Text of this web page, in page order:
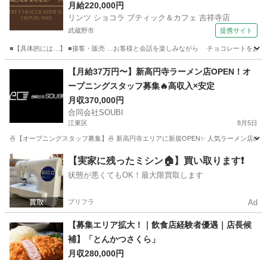
0h未満)】
月給220,000円
リンツ ショコラ ブティック＆カフェ 吉祥寺店
武蔵野市 提携サイト
■【具体的には…】 ■接客・販売 …お客様と会話を楽しみながら チョコレートをおす
飲食
【月給37万円〜】新高円寺ラーメン店OPEN！オ
ープニングスタッフ募集🔥高収入×安定
月収370,000円
合同会社SOUBI
江東区 8月5日
🍜【オープニングスタッフ募集】🍜 新高円寺エリアに新規OPEN✨ 人気ラーメン
江東区 飲食
【実家に残ったミシン🏠】買い取ります❗️
状態が悪くてもOK！最大限買取します
プリフラ Ad
【募集エリア拡大！｜飲食店経験者優遇｜店長候
補】「とんかつさくら」
月収280,000円